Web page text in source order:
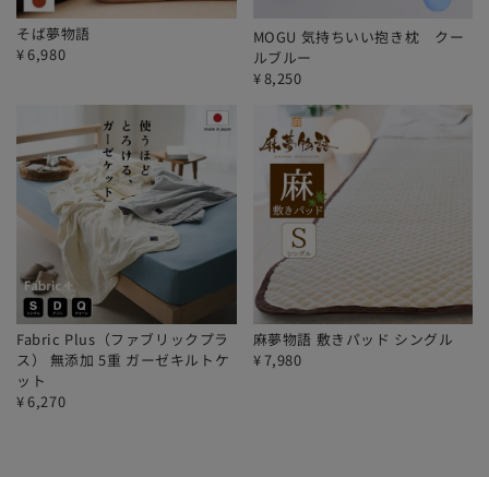
そば夢物語
¥6,980
MOGU 気持ちいい抱き枕 クー
ルブルー
¥8,250
Fabric Plus（ファブリックプラ
ス） 無添加 5重 ガーゼキルトケ
ット
¥6,270
麻夢物語 敷きパッド シングル
¥ 7,980